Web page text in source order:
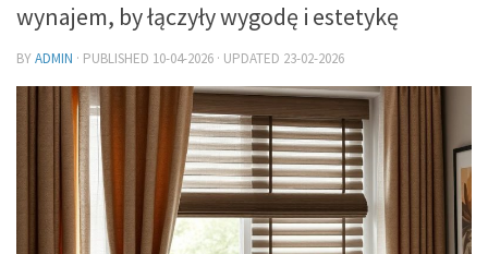
wynajem, by łączyły wygodę i estetykę
BYADMIN · PUBLISHED 10-04-2026 · UPDATED 23-02-2026